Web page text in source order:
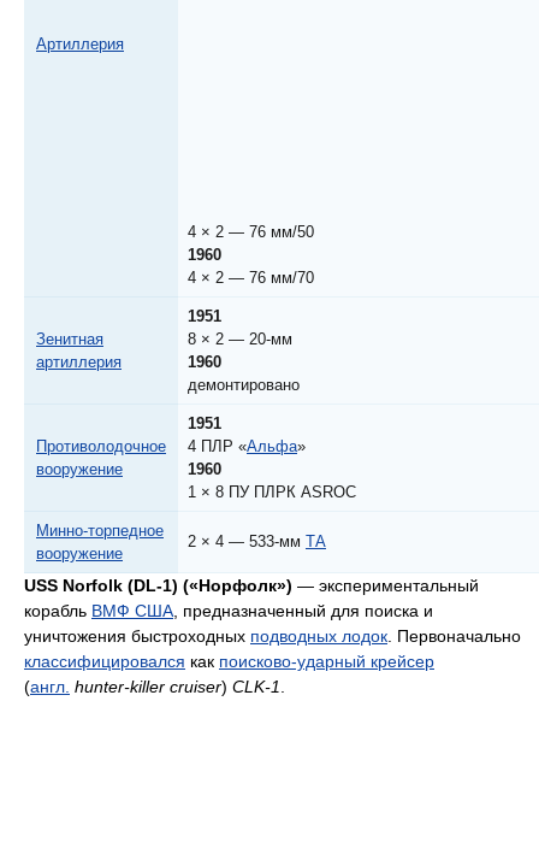
Артиллерия
4 × 2 — 76 мм/50
1960
4 × 2 — 76 мм/70
Зенитная
артиллерия
1951
8 × 2 — 20-мм
1960
демонтировано
Противолодочное
вооружение
1951
4 ПЛР «Альфа»
1960
1 × 8 ПУ ПЛРК ASROC
Минно-торпедное
вооружение
2 × 4 — 533-мм ТА
USS Norfolk (DL-1) («Норфолк») — экспериментальный
корабль ВМФ США , предназначенный для поиска и
уничтожения быстроходных подводных лодок . Первоначально
классифицировался как поисково-ударный крейсер
(англ. hunter-killer cruiser) CLK-1